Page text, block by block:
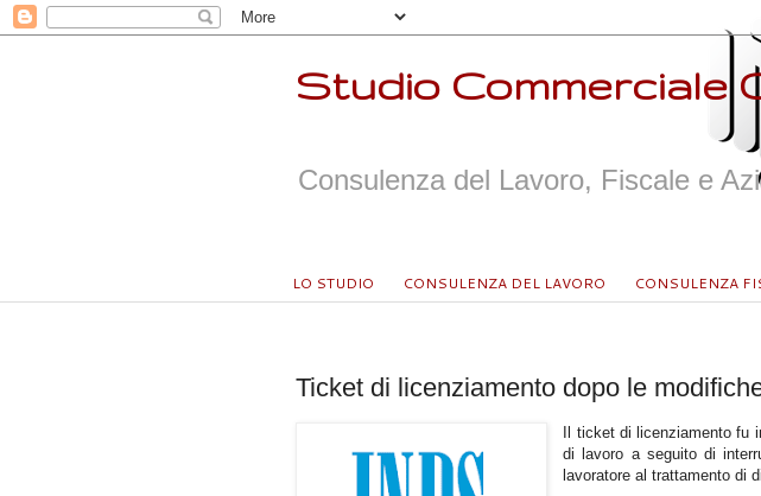
Studio Commerciale
Consulenza del Lavoro, Fiscale e
LO STUDIO CONSULENZA DEL LAVORO CONSULENZA
Ticket di licenziamento dopo le
Il ticket di licenziamento fu
di lavoro a seguito di
lavoratore al trattamento di